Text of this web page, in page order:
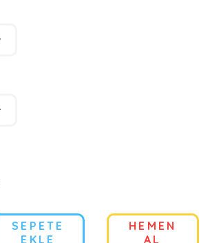
SEPETE
EKLE
HEMEN
AL